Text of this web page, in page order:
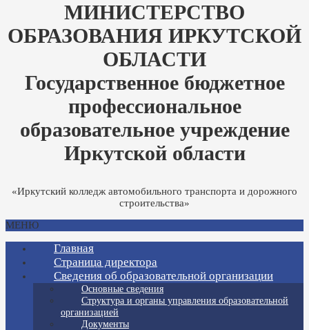
МИНИСТЕРСТВО
ОБРАЗОВАНИЯ ИРКУТСКОЙ
ОБЛАСТИ
Государственное бюджетное
профессиональное
образовательное учреждение
Иркутской области
«Иркутский колледж автомобильного транспорта и дорожного
строительства»
МЕНЮ
Главная
Страница директора
Сведения об образовательной организации
Основные сведения
Структура и органы управления образовательной
организацией
Документы